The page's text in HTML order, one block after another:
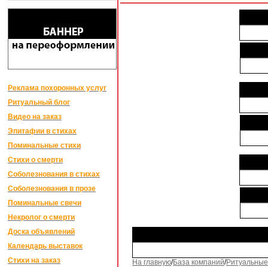
Реклама похоронных услуг
Ритуальный блог
Видео на заказ
Эпитафии в стихах
Поминальные стихи
Стихи о смерти
Соболезнования в стихах
Соболезнования в прозе
Поминальные свечи
Некролог о смерти
Доска объявлений
Календарь выставок
Стихи на заказ
На главную/База компаний/